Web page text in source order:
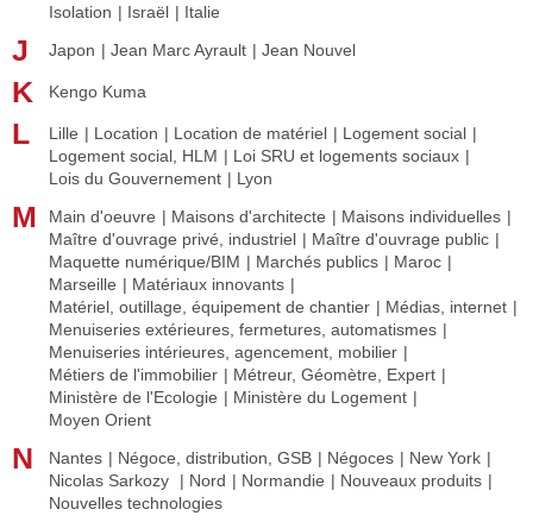
Isolation
Israël Italie
J Japon Jean Marc Ayrault Jean Nouvel
K Kengo Kuma
L Lille Location Location de matériel
Logement social
Logement social, HLM
Loi SRU et logements sociaux
Lois du Gouvernement
Lyon
M Main d'oeuvre Maisons d'architecte
Maisons individuelles
Maître d'ouvrage privé, industriel
Maître d'ouvrage public
Maquette numérique/BIM
Marchés publics
Maroc
Marseille
Matériaux innovants
Matériel, outillage, équipement de chantier
Médias, internet
Menuiseries extérieures, fermetures, automatismes
Menuiseries intérieures, agencement, mobilier
Métiers de l'immobilier
Métreur, Géomètre, Expert
Ministère de l'Ecologie
Ministère du Logement
Moyen Orient
N Nantes Négoce, distribution, GSB Négoces
New York
Nicolas Sarkozy
Nord Normandie
Nouveaux produits
Nouvelles technologies